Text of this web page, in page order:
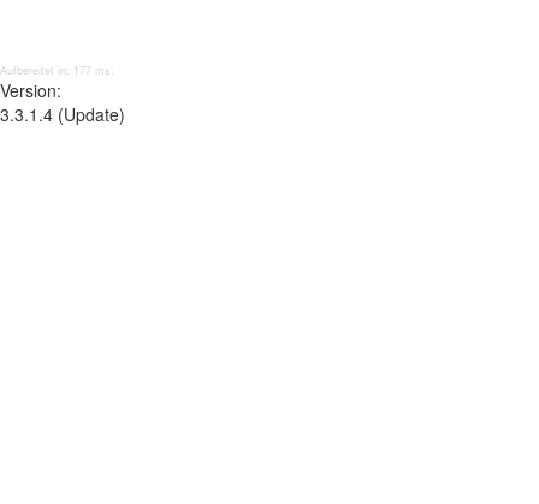
Aufbereitet in: 177 ms;
Version:
3.3.1.4 (Update)